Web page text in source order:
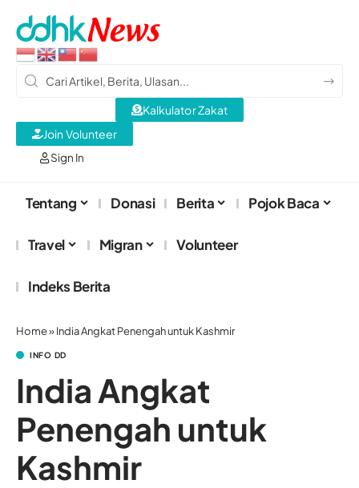
Sign In
Kalkulator Zakat
Join Volunteer
Tentang Donasi Berita Pojok Baca
Travel Migran Volunteer
Indeks Berita
Home»India Angkat Penengah untuk Kashmir
INFO DD
India Angkat
Penengah untuk
Kashmir